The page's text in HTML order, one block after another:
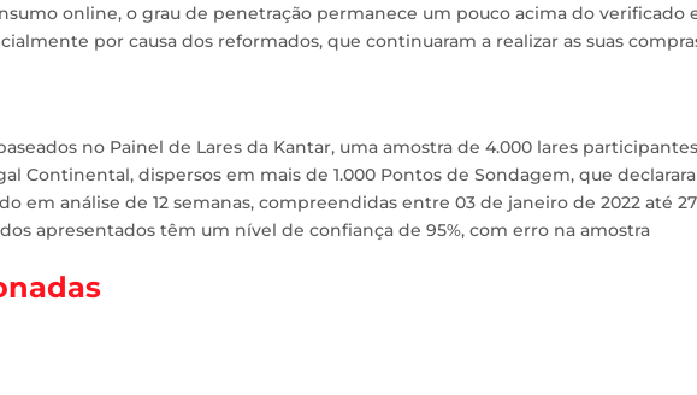
online, o grau de penetração permanece um pouco acima do verificado
por causa dos reformados, que continuaram a realizar as suas
no Painel de Lares da Kantar, uma amostra de 4.000 lares
Continental, dispersos em mais de 1.000 Pontos de Sondagem, que
em análise de 12 semanas, compreendidas entre 03 de janeiro de 2022 até
apresentados têm um nível de confiança de 95%, com erro na amostra